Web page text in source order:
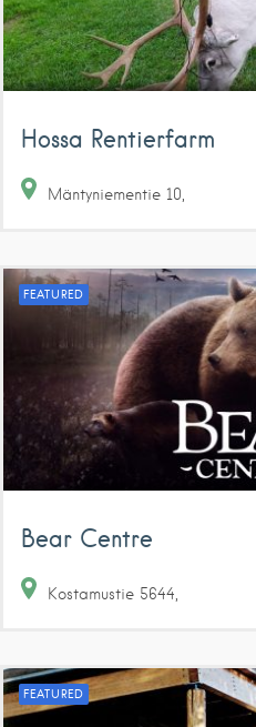
Hossa Rentierfarm
Mäntyniementie 10
FEATURED
Bear Centre
Kostamustie 5644
FEATURED